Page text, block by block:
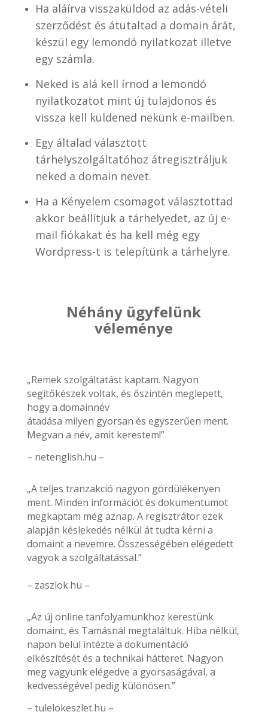
Ha aláírva visszaküldöd az adás-vételi
szerződést és átutaltad a domain árát,
készül egy lemondó nyilatkozat illetve
egy számla.
Neked is alá kell írnod a lemondó
nyilatkozatot mint új tulajdonos és
vissza kell küldened nekünk e-mailben.
Egy általad választott
tárhelyszolgáltatóhoz átregisztráljuk
neked a domain nevet.
Ha a Kényelem csomagot választottad
akkor beállítjuk a tárhelyedet, az új e-
mail fiókakat és ha kell még egy
Wordpress-t is telepítünk a tárhelyre.
Néhány ügyfelünk
véleménye
„Remek szolgáltatást kaptam. Nagyon
segítőkészek voltak, és őszintén meglepett,
hogy a domainnév
átadása milyen gyorsan és egyszerűen ment.
Megvan a név, amit kerestem!”
– netenglish.hu –
„A teljes tranzakció nagyon gördülékenyen
ment. Minden információt és dokumentumot
megkaptam még aznap. A regisztrátor ezek
alapján késlekedés nélkül át tudta kérni a
domaint a nevemre. Összességében elégedett
vagyok a szolgáltatással.”
– zaszlok.hu –
„Az új online tanfolyamunkhoz kerestünk
domaint, és Tamásnál megtaláltuk. Hiba nélkül,
napon belül intézte a dokumentáció
elkészítését és a technikai hátteret. Nagyon
meg vagyunk elégedve a gyorsaságával, a
kedvességével pedig különösen.”
– tulelokeszlet.hu –